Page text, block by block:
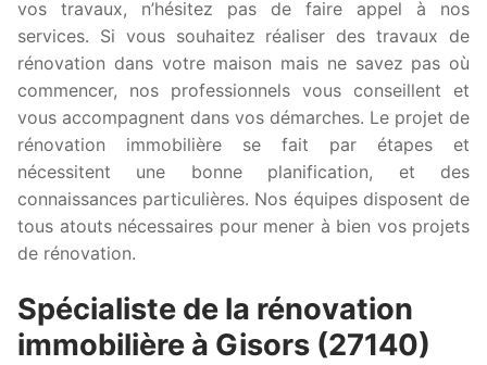
vos travaux, n’hésitez pas de faire appel à nos
services. Si vous souhaitez réaliser des travaux de
rénovation dans votre maison mais ne savez pas où
commencer, nos professionnels vous conseillent et
vous accompagnent dans vos démarches. Le projet de
rénovation immobilière se fait par étapes et
nécessitent une bonne planification, et des
connaissances particulières. Nos équipes disposent de
tous atouts nécessaires pour mener à bien vos projets
de rénovation.
Spécialiste de la rénovation
immobilière à Gisors (27140)